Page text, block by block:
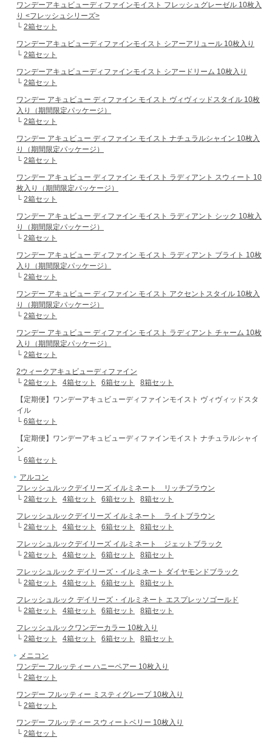
ワンデーアキュビューディファインモイスト フレッシュグレーゼル 10枚入
り <フレッシュシリーズ>
└ 2箱セット
ワンデーアキュビューディファインモイスト シアーアリュール 10枚入り
└ 2箱セット
ワンデーアキュビューディファインモイスト シアードリーム 10枚入り
└ 2箱セット
ワンデー アキュビュー ディファイン モイスト ヴィヴィッドスタイル 10枚
入り（期間限定パッケージ）
└ 2箱セット
ワンデー アキュビュー ディファイン モイスト ナチュラルシャイン 10枚入
り（期間限定パッケージ）
└ 2箱セット
ワンデー アキュビュー ディファイン モイスト ラディアント スウィート 10
枚入り（期間限定パッケージ）
└ 2箱セット
ワンデー アキュビュー ディファイン モイスト ラディアント シック 10枚入
り（期間限定パッケージ）
└ 2箱セット
ワンデー アキュビュー ディファイン モイスト ラディアント ブライト 10枚
入り（期間限定パッケージ）
└ 2箱セット
ワンデー アキュビュー ディファイン モイスト アクセントスタイル 10枚入
り（期間限定パッケージ）
└ 2箱セット
ワンデー アキュビュー ディファイン モイスト ラディアント チャーム 10枚
入り（期間限定パッケージ）
└ 2箱セット
2ウィークアキュビューディファイン
└ 2箱セット 4箱セット 6箱セット
8箱セット
【定期便】ワンデーアキュビューディファインモイスト ヴィヴィッドスタ
イル
└ 6箱セット
【定期便】ワンデーアキュビューディファインモイスト ナチュラルシャイ
ン
└ 6箱セット
アルコン
フレッシュルックデイリーズ イルミネート リッチブラウン
└ 2箱セット 4箱セット 6箱セット
8箱セット
フレッシュルックデイリーズ イルミネート ライトブラウン
└ 2箱セット 4箱セット 6箱セット
8箱セット
フレッシュルックデイリーズ イルミネート ジェットブラック
└ 2箱セット 4箱セット 6箱セット
8箱セット
フレッシュルック デイリーズ・イルミネート ダイヤモンドブラック
└ 2箱セット 4箱セット 6箱セット
8箱セット
フレッシュルック デイリーズ・イルミネート エスプレッソゴールド
└ 2箱セット 4箱セット 6箱セット
8箱セット
フレッシュルックワンデーカラー 10枚入り
└ 2箱セット 4箱セット 6箱セット
8箱セット
メニコン
ワンデー フルッティー ハニーペアー 10枚入り
└ 2箱セット
ワンデー フルッティー ミスティグレープ 10枚入り
└ 2箱セット
ワンデー フルッティー スウィートベリー 10枚入り
└ 2箱セット